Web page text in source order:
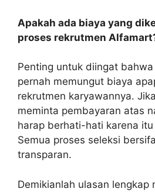
Apakah ada biaya yang
proses rekrutmen
Penting untuk diingat
pernah memungut biaya
rekrutmen karyawannya.
meminta pembayaran atas
harap berhati-hati karena
Semua proses seleksi
transparan.
Demikianlah ulasan lengkap